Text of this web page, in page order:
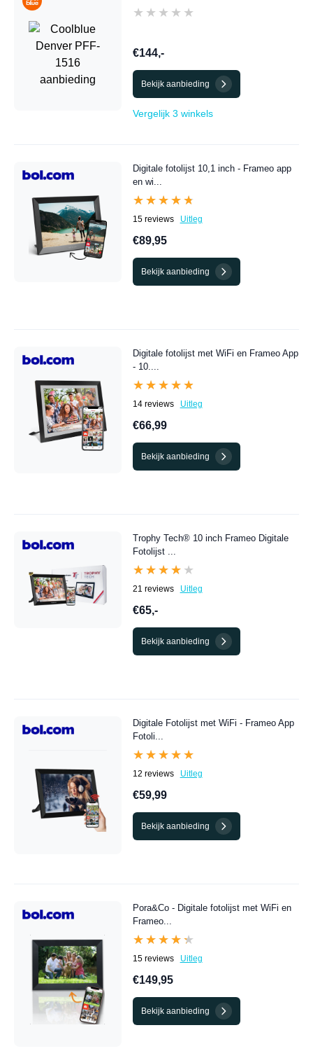
★★★★★
★★★★★
€144,-
Bekijk aanbieding
Vergelijk 3 winkels
Digitale fotolijst 10,1 inch - Frameo app
en wi...
★★★★★
★★★★★
15 reviews Uitleg
€89,95
Bekijk aanbieding
Digitale fotolijst met WiFi en Frameo App
- 10....
★★★★★
★★★★★
14 reviews Uitleg
€66,99
Bekijk aanbieding
Trophy Tech® 10 inch Frameo Digitale
Fotolijst ...
★★★★★
★★★★★
21 reviews Uitleg
€65,-
Bekijk aanbieding
Digitale Fotolijst met WiFi - Frameo App
Fotoli...
★★★★★
★★★★★
12 reviews Uitleg
€59,99
Bekijk aanbieding
Pora&Co - Digitale fotolijst met WiFi en
Frameo...
★★★★★
★★★★★
15 reviews Uitleg
€149,95
Bekijk aanbieding